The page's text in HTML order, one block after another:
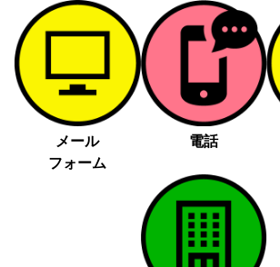
メール
フォーム
電話